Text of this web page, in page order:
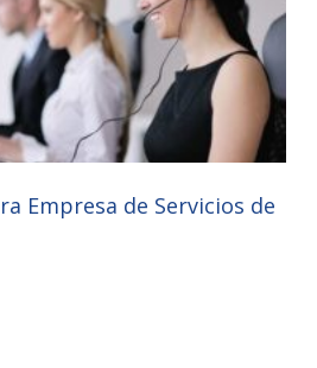
Empresa de Servicios de